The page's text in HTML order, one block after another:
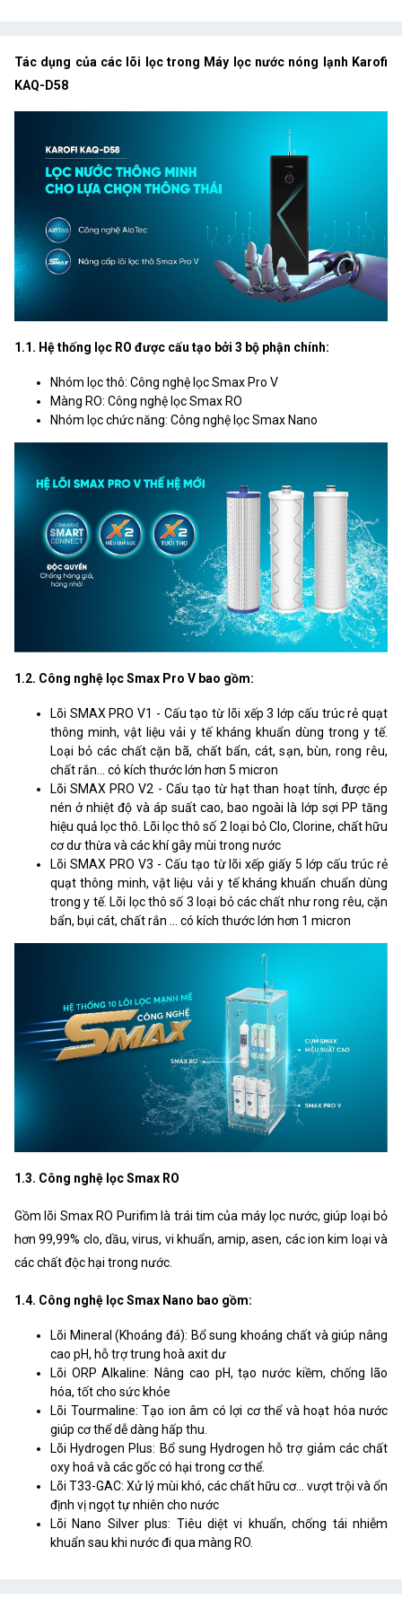
khiết
lab, sử dụng linh kiện/thiết bị đo
Lưu lượng vòi nước tinh
khiết
Khối lượng
Công nghệ
Tác dụng của các lõi lọc trong Máy lọc nước nóng lạnh Karofi
KAQ-D58
1.1. Hệ thống lọc RO được cấu tạo bởi 3 bộ phận chính:
Nhóm lọc thô: Công nghệ lọc Smax Pro V
Màng RO: Công nghệ lọc Smax RO
Nhóm lọc chức năng: Công nghệ lọc Smax Nano
1.2. Công nghệ lọc Smax Pro V bao gồm:
Lõi SMAX PRO V1 - Cấu tạo từ lõi xếp 3 lớp cấu trúc rẻ quạt
thông minh, vật liệu vải y tế kháng khuẩn dùng trong y tế.
Loại bỏ các chất cặn bã, chất bẩn, cát, sạn, bùn, rong rêu,
chất rắn... có kích thước lớn hơn 5 micron
Lõi SMAX PRO V2 - Cấu tạo từ hạt than hoạt tính, được ép
nén ở nhiệt độ và áp suất cao, bao ngoài là lớp sợi PP tăng
hiệu quả lọc thô. Lõi lọc thô số 2 loại bỏ Clo, Clorine, chất hữu
cơ dư thừa và các khí gây mùi trong nước
Lõi SMAX PRO V3 - Cấu tạo từ lõi xếp giấy 5 lớp cấu trúc rẻ
quạt thông minh, vật liệu vải y tế kháng khuẩn chuẩn dùng
trong y tế. Lõi lọc thô số 3 loại bỏ các chất như rong rêu, cặn
bẩn, bụi cát, chất rắn ... có kích thước lớn hơn 1 micron
1.3. Công nghệ lọc Smax RO
Gồm lõi Smax RO Purifim là trái tim của máy lọc nước, giúp loại bỏ
hơn 99,99% clo, dầu, virus, vi khuẩn, amip, asen, các ion kim loại và
các chất độc hại trong nước.
1.4. Công nghệ lọc Smax Nano bao gồm:
Lõi Mineral (Khoáng đá): Bổ sung khoáng chất và giúp nâng
cao pH, hỗ trợ trung hoà axit dư
Lõi ORP Alkaline: Nâng cao pH, tạo nước kiềm, chống lão
hóa, tốt cho sức khỏe
Lõi Tourmaline: Tạo ion âm có lợi cơ thể và hoạt hóa nước
giúp cơ thể dễ dàng hấp thu.
Lõi Hydrogen Plus: Bổ sung Hydrogen hỗ trợ giảm các chất
oxy hoá và các gốc có hại trong cơ thể.
Lõi T33-GAC: Xử lý mùi khó, các chất hữu cơ… vượt trội và ổn
định vị ngọt tự nhiên cho nước
Lõi Nano Silver plus: Tiêu diệt vi khuẩn, chống tái nhiễm
khuẩn sau khi nước đi qua màng RO.